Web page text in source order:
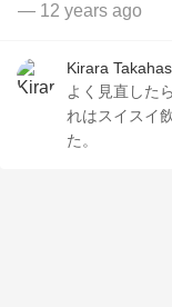
— 12 years ago
Kirara
よく見直した
れはスイスイ
た。